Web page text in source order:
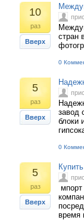
10
раз
Вверх
стран
0
5
раз
Вверх
завод
блоки
0
5
раз
Вверх
мпорт
время